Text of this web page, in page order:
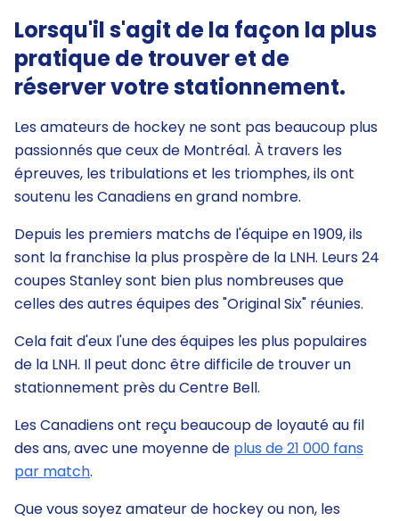
Lorsqu'il s'agit de la façon la plus
pratique de trouver et de
réserver votre stationnement.
Les amateurs de hockey ne sont pas beaucoup plus
passionnés que ceux de Montréal. À travers les
épreuves, les tribulations et les triomphes, ils ont
soutenu les Canadiens en grand nombre.
Depuis les premiers matchs de l'équipe en 1909, ils
sont la franchise la plus prospère de la LNH. Leurs 24
coupes Stanley sont bien plus nombreuses que
celles des autres équipes des "Original Six" réunies.
Cela fait d'eux l'une des équipes les plus populaires
de la LNH. Il peut donc être difficile de trouver un
stationnement près du Centre Bell.
Les Canadiens ont reçu beaucoup de loyauté au fil
des ans, avec une moyenne de plus de 21 000 fans
par match.
Que vous soyez amateur de hockey ou non, les